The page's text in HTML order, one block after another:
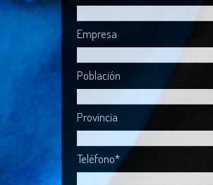
Empresa
Población
Provincia
Teléfono*